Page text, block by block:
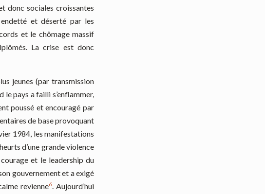
donc sociales croissantes
et déserté par les
et le chômage massif
La crise est donc
jeunes (par transmission
le pays a failli s’enflammer,
poussé et encouragé par
de base provoquant
1984, les manifestations
d’une grande violence
et le leadership du
gouvernement et a exigé
revienne6. Aujourd’hui